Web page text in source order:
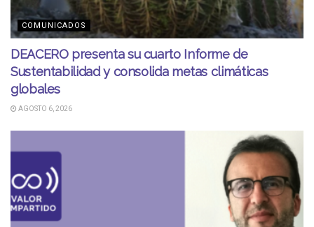
COMUNICADOS
DEACERO presenta su cuarto Informe de
Sustentabilidad y consolida metas climáticas
globales
AGOSTO 6, 2026